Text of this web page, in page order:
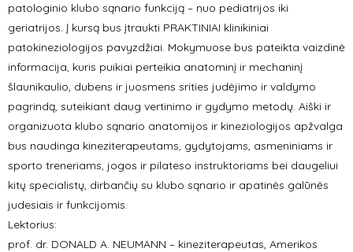
patologinio klubo sąnario funkciją – nuo pediatrijos iki
geriatrijos. Į kursą bus įtraukti PRAKTINIAI klinikiniai
patokineziologijos pavyzdžiai. Mokymuose bus pateikta vaizdinė
informacija, kuris puikiai perteikia anatominį ir mechaninį
šlaunikaulio, dubens ir juosmens srities judėjimo ir valdymo
pagrindą, suteikiant daug vertinimo ir gydymo metodų. Aiški ir
organizuota klubo sąnario anatomijos ir kineziologijos apžvalga
bus naudinga kineziterapeutams, gydytojams, asmeniniams ir
sporto treneriams, jogos ir pilateso instruktoriams bei daugeliui
kitų specialistų, dirbančių su klubo sąnario ir apatinės galūnės
judesiais ir funkcijomis.
Lektorius:
prof. dr. DONALD A. NEUMANN – kineziterapeutas, Amerikos